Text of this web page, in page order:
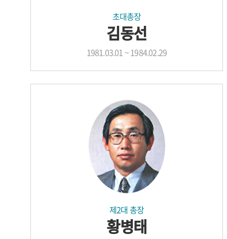
초대총장
김동선
1981.03.01 ~ 1984.02.29
제2대 총장
황병태